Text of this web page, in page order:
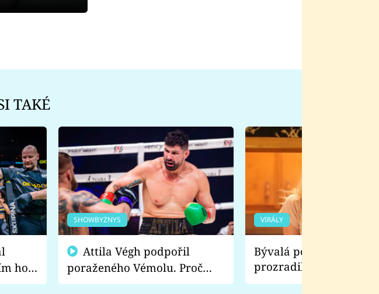
TAKÉ
ho
SHOWBYZNYS
poraženého Vémolu. Proč
chce raději zápasit s ním než
VIRÁLY
Bývalá pornoherečka
prozradila, co ji
natáčení Euforie.